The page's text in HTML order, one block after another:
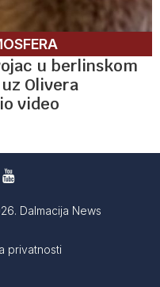
u berlinskom
Olivera
video
Dalmacija News
privatnosti